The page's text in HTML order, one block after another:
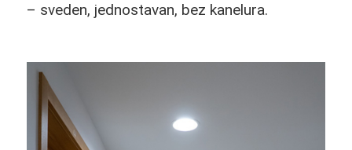
– sveden, jednostavan, bez kanelura.